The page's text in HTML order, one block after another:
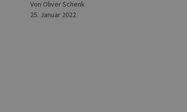
von Oliver Schenk
25. Januar 2022